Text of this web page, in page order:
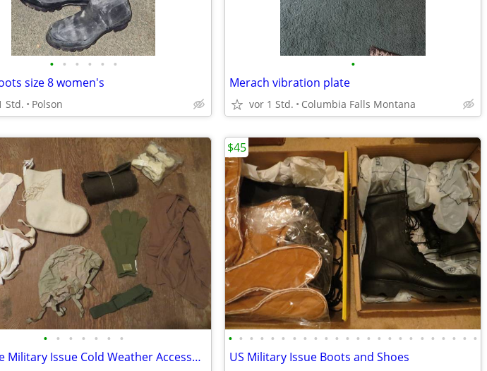
• • • • • •
size 8 women's
Std. Polson
•
Merach vibration plate
vor 1 Std. Columbia Falls Montana
• • • • • • •
Genuine Military Issue Cold Weather Accessories
• • • • • • • • • • • • • • • • • • • • • • • •
US Military Issue Boots and Shoes
$45